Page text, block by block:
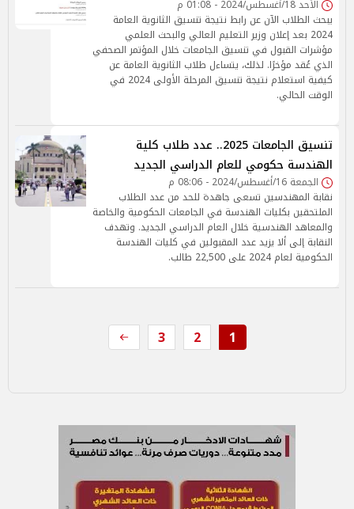
الأحد 18/أغسطس/2024 - 01:08 م
يبحث الطلاب الآن عن رابط نتيجة تنسيق الثانوية العامة
2024 بعد إعلان وزير التعليم العالي والبحث العلمي
مؤشرات القبول في تنسيق الجامعات خلال المؤتمر الصحفي
الذي عُقد مؤخرًا. لذلك، يتساءل طلاب الثانوية العامة عن
كيفية استعلام نتيجة تنسيق المرحلة الأولى 2024 في
الوقت الحالي.
تنسيق الجامعات 2025.. عدد طلاب كلية
الهندسة حكومي للعام الدراسي الجديد
الجمعة 16/أغسطس/2024 - 08:06 م
نقابة المهندسين تسعى جاهدة للحد من عدد الطلاب
الملتحقين بكليات الهندسة في الجامعات الحكومية والخاصة
والمعاهد الهندسية خلال العام الدراسي الجديد. وتهدف
النقابة إلى ألا يزيد عدد المقبولين في كليات الهندسة
الحكومية لعام 2024 على 22,500 طالب.
1
2
3